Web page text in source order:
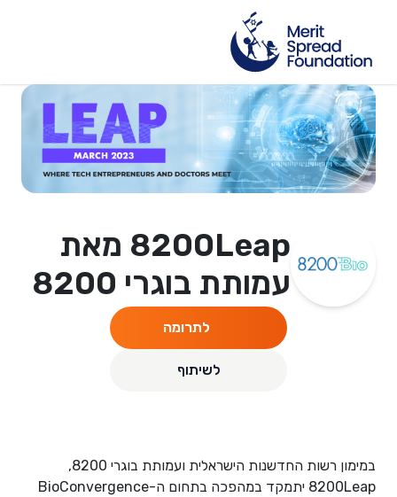
8200Leap מאת
עמותת בוגרי 8200
לתרומה
לשיתוף
במימון רשות החדשנות הישראלית ועמותת בוגרי 8200,
8200Leap יתמקד במהפכה בתחום ה-BioConvergence